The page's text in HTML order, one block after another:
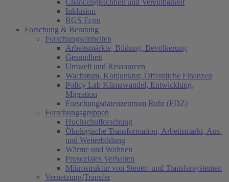
Chancengleichheit und Vereinbarkeit
Inklusion
RGS Econ
Forschung & Beratung
Forschungseinheiten
Arbeitsmärkte, Bildung, Bevölkerung
Gesundheit
Umwelt und Ressourcen
Wachstum, Konjunktur, Öffentliche Finanzen
Policy Lab Klimawandel, Entwicklung,
Migration
Forschungsdatenzentrum Ruhr (FDZ)
Forschungsgruppen
Hochschulforschung
Ökologische Transformation, Arbeitsmarkt, Aus-
und Weiterbildung
Wärme und Wohnen
Prosoziales Verhalten
Mikrostruktur von Steuer- und Transfersystemen
Vernetzung/Transfer